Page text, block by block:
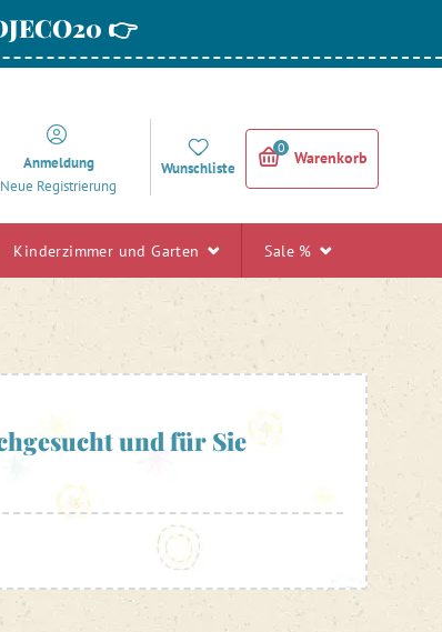
👉
Anmeldung
Neue Registrierung
Wunschliste
0
Warenkorb
Kinderzimmer und Garten Sale %
und für Sie